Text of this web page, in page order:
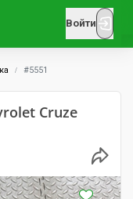
Войти
#5551
Cruze